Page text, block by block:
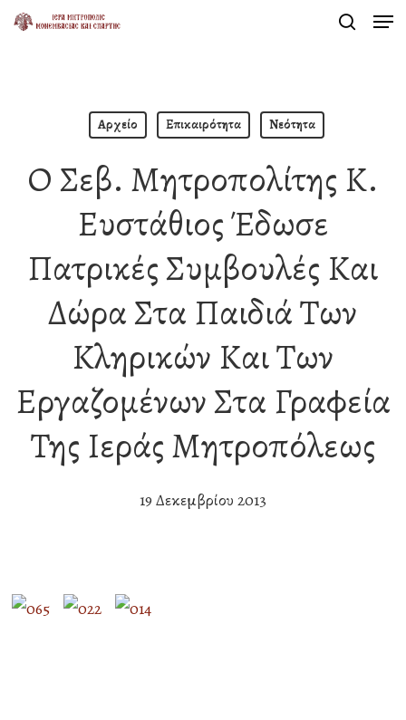
Skip
Αρχείο Επικαιρότητα Νεότητα
Ο Σεβ. Μητροπολίτης Κ.
Ευστάθιος Έδωσε
Πατρικές Συμβουλές Και
Δώρα Στα Παιδιά Των
Κληρικών Και Των
Εργαζομένων Στα Γραφεία
Της Ιεράς Μητροπόλεως
19 Δεκεμβρίου 2013